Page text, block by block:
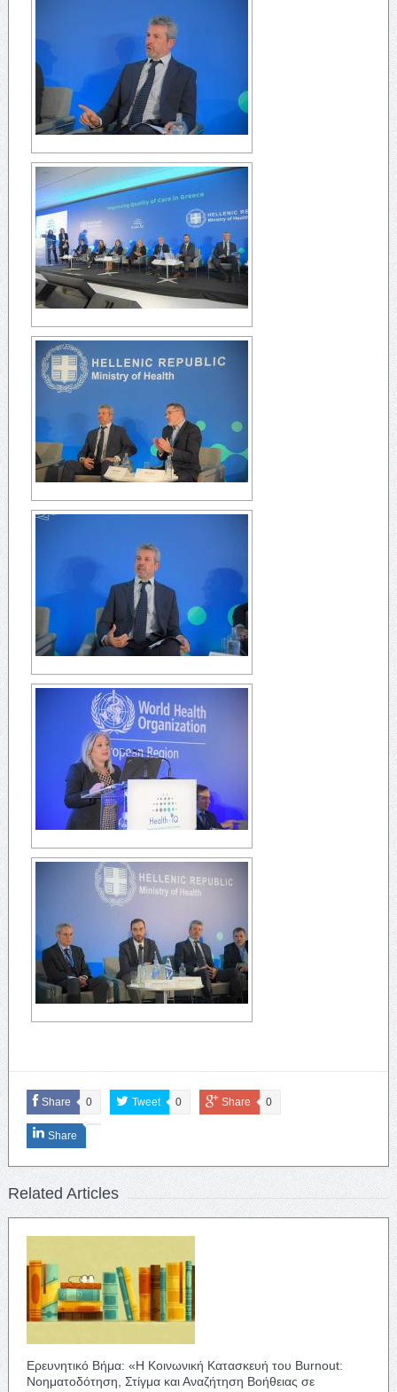
Share 0 Tweet 0 Share 0
Share
Related Articles
Ερευνητικό Βήμα: «Η Κοινωνική Κατασκευή του Burnout:
Νοηματοδότηση, Στίγμα και Αναζήτηση Βοήθειας σε